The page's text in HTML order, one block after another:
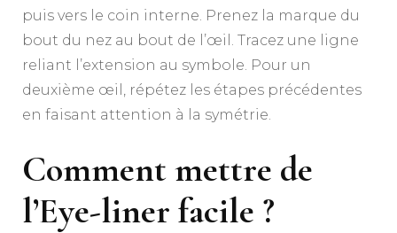
puis vers le coin interne. Prenez la marque du
bout du nez au bout de l’œil. Tracez une ligne
reliant l’extension au symbole. Pour un
deuxième œil, répétez les étapes précédentes
en faisant attention à la symétrie.
Comment mettre de
l’Eye-liner facile ?